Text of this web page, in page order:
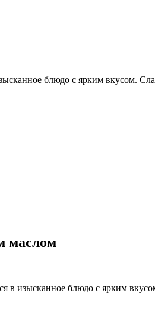
блюдо с ярким вкусом.
маслом
в изысканное блюдо с ярким